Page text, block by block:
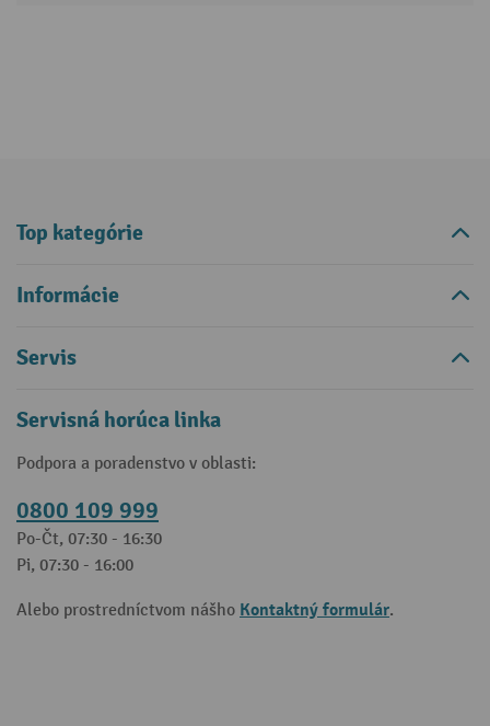
Top kategórie
Informácie
Servis
Servisná horúca linka
Podpora a poradenstvo v oblasti:
0800 109 999
Po-Čt, 07:30 - 16:30
Pi, 07:30 - 16:00
Alebo prostredníctvom nášho Kontaktný formulár.